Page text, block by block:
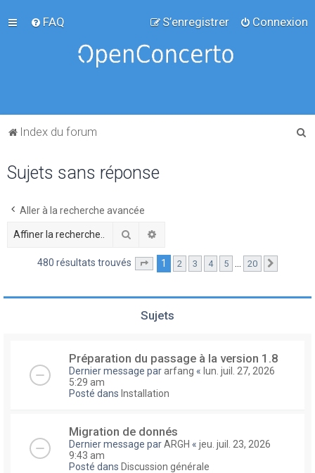
FAQ Connexion
S’enregistrer
Index du forum
Sujets sans réponse
Aller à la recherche avancée
Rechercher
480 résultats trouvés Page sur20
1 2 3 4 5 … 20
Sujets
Préparation du passage à la version 1.8
Dernier message pararfang « lun. juil. 27, 2026
5:29 am
Posté dans Installation
Migration de donnés
Dernier message parARGH « jeu. juil. 23, 2026
9:43 am
Posté dans Discussion générale